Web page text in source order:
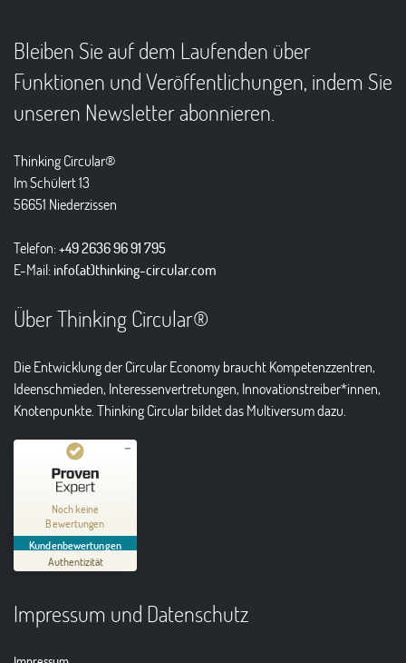
Bleiben Sie auf dem Laufenden über
Funktionen und Veröffentlichungen, indem Sie
unseren Newsletter abonnieren.
Thinking Circular®
Im Schülert 13
56651 Niederzissen
Telefon:+49 2636 96 91 795
E-Mail:info(at)thinking-circular.com
Über Thinking Circular®
Die Entwicklung der Circular Economy braucht Kompetenzzentren,
Ideenschmieden, Interessenvertretungen, Innovationstreiber*innen,
Knotenpunkte. Thinking Circular bildet das Multiversum dazu.
Noch keine
Bewertungen
Kundenbewertungen
Authentizität
Kundenbewertungen und Erfahrungen zu
Thinking Circular® Niederzissen
MANGELHAFT
Erfahren Sie mehr über dieses Bewertungssiegel
Impressum und Datenschutz